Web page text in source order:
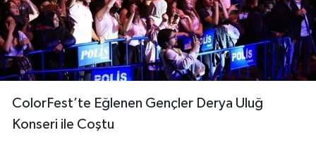
ColorFest’te Eğlenen Gençler Derya Uluğ
Konseri ile Coştu